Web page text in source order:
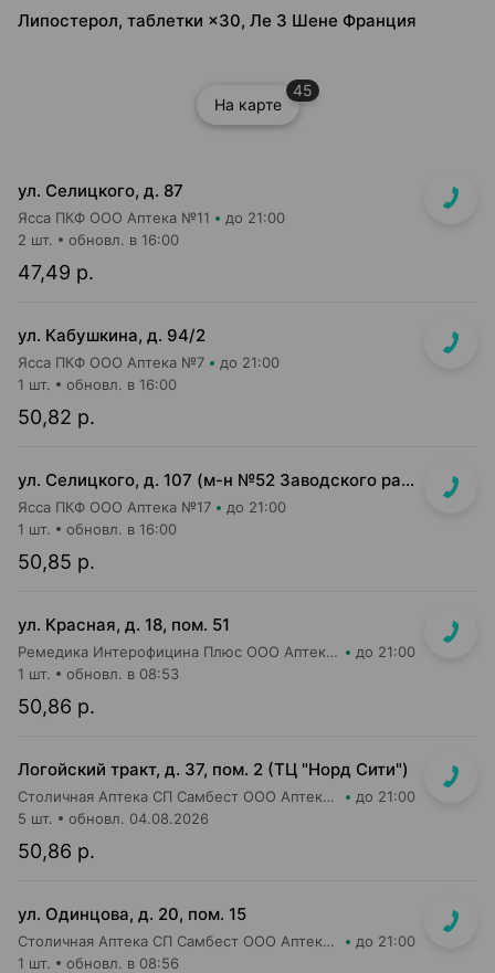
Липостерол, таблетки ×30, Ле 3 Шене Франция
На карте
45
ул. Селицкого, д. 87
Ясса ПКФ ООО Аптека №11 до 21:00
47,49 р.
2 шт. обновл. в 16:00
ул. Кабушкина, д. 94/2
Ясса ПКФ ООО Аптека №7 до 21:00
50,82 р.
1 шт. обновл. в 16:00
ул. Селицкого, д. 107 (м-н №52 Заводского райпищеторга)
Ясса ПКФ ООО Аптека №17 до 21:00
50,85 р.
1 шт. обновл. в 16:00
ул. Красная, д. 18, пом. 51
Ремедика Интерофицина Плюс ООО Аптека №26 до 21:00
50,86 р.
1 шт. обновл. в 08:53
Логойский тракт, д. 37, пом. 2 (ТЦ "Норд Сити")
Столичная Аптека СП Самбест ООО Аптека №9 до 21:00
50,86 р.
5 шт. обновл. 04.08.2026
ул. Одинцова, д. 20, пом. 15
Столичная Аптека СП Самбест ООО Аптека №5 до 21:00
1 шт. обновл. в 08:56